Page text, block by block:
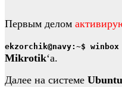
Первым делом
ekzorchik@navy:~$
Mikrotik‘а.
Далее на системе Ubuntu